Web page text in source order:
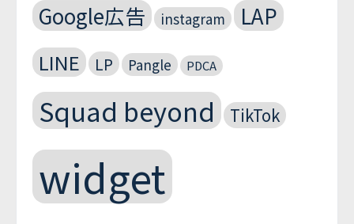
Google広告 instagram LAP
LINE LP Pangle PDCA
Squad beyond TikTok
widget